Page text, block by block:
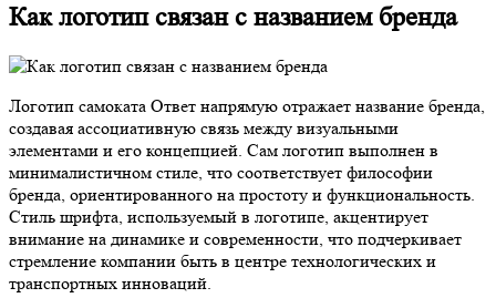
Как логотип связан с названием бренда
Логотип самоката Ответ напрямую отражает название бренда,
создавая ассоциативную связь между визуальными
элементами и его концепцией. Сам логотип выполнен в
минималистичном стиле, что соответствует философии
бренда, ориентированного на простоту и функциональность.
Стиль шрифта, используемый в логотипе, акцентирует
внимание на динамике и современности, что подчеркивает
стремление компании быть в центре технологических и
транспортных инноваций.